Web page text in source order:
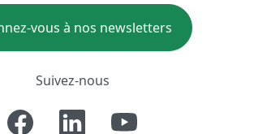
vous à nos newsletters
Suivez-nous